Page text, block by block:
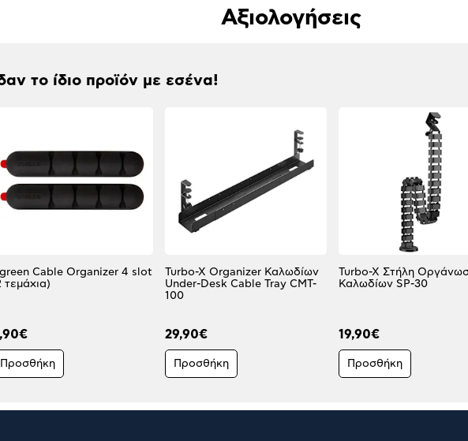
Αξιολογήσεις
το ίδιο προϊόν με εσένα!
Cable Organizer 4 slot
τεμάχια)
Προσθήκη
Turbo-X Organizer Καλωδίων
Under-Desk Cable Tray CMT-
100
29,90€
Προσθήκη
Turbo-X Στήλη
Καλωδίων SP-30
19,90€
Προσθήκη